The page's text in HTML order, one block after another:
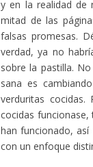
y en la realidad de
mitad de las
falsas promesas.
verdad, ya no
sobre la pastilla.
sana es
verduritas
cocidas
han funcionado,
con un enfoque